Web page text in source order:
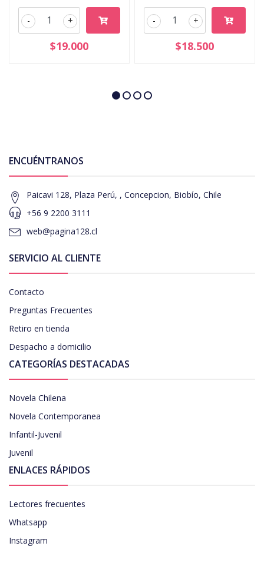
+
-
$19.000
+
-
$18.500
ENCUÉNTRANOS
Paicavi 128, Plaza Perú, , Concepcion, Biobío, Chile
+56 9 2200 3111
web@pagina128.cl
SERVICIO AL CLIENTE
Contacto
Preguntas Frecuentes
Retiro en tienda
Despacho a domicilio
CATEGORÍAS DESTACADAS
Novela Chilena
Novela Contemporanea
Infantil-Juvenil
Juvenil
ENLACES RÁPIDOS
Lectores frecuentes
Whatsapp
Instagram